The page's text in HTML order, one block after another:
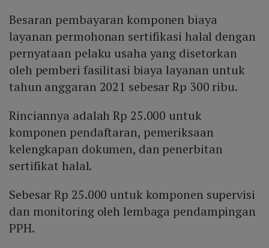
Besaran pembayaran komponen biaya
layanan permohonan sertifikasi halal dengan
pernyataan pelaku usaha yang disetorkan
oleh pemberi fasilitasi biaya layanan untuk
tahun anggaran 2021 sebesar Rp 300 ribu.
Rinciannya adalah Rp 25.000 untuk
komponen pendaftaran, pemeriksaan
kelengkapan dokumen, dan penerbitan
sertifikat halal.
Sebesar Rp 25.000 untuk komponen supervisi
dan monitoring oleh lembaga pendampingan
PPH.